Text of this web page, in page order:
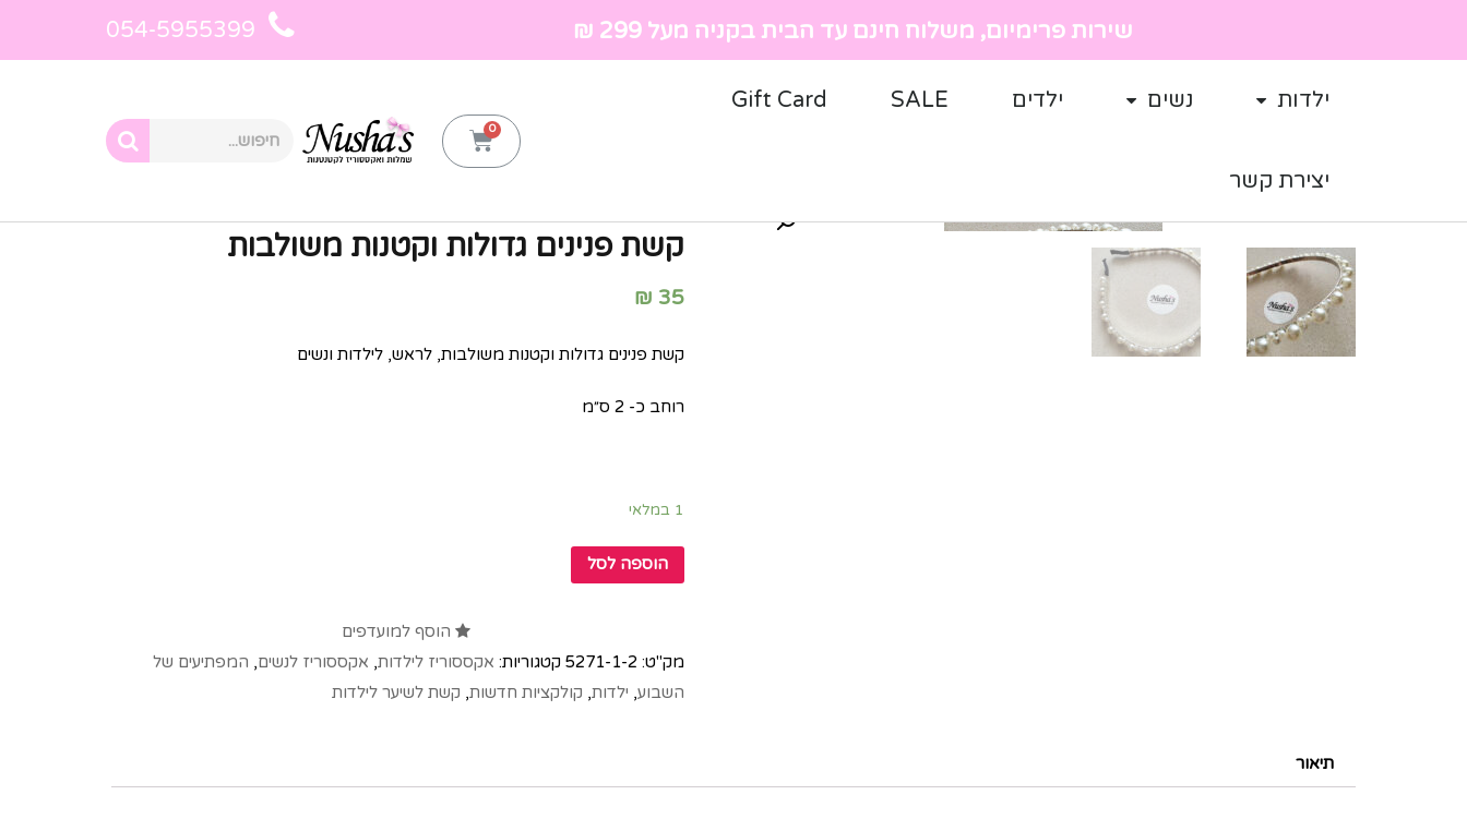
שירות פרימיום, משלוח חינם עד הבית בקניה מעל 299 ₪ 054-5955399
ילדות נשים ילדים SALE
Gift Card
יצירת קשר
קשת פנינים גדולות וקטנות משולבות
35
₪
קשת פנינים גדולות וקטנות משולבות, לראש, לילדות ונשים
רוחב כ- 2 ס״מ
1 במלאי
הוספה לסל
הוסף למועדפים
מק"ט: 5271-1-2 קטגוריות: אקססוריז לילדות, אקססוריז לנשים, המפתיעים של
השבוע, ילדות, קולקציות חדשות, קשת לשיער לילדות
תיאור